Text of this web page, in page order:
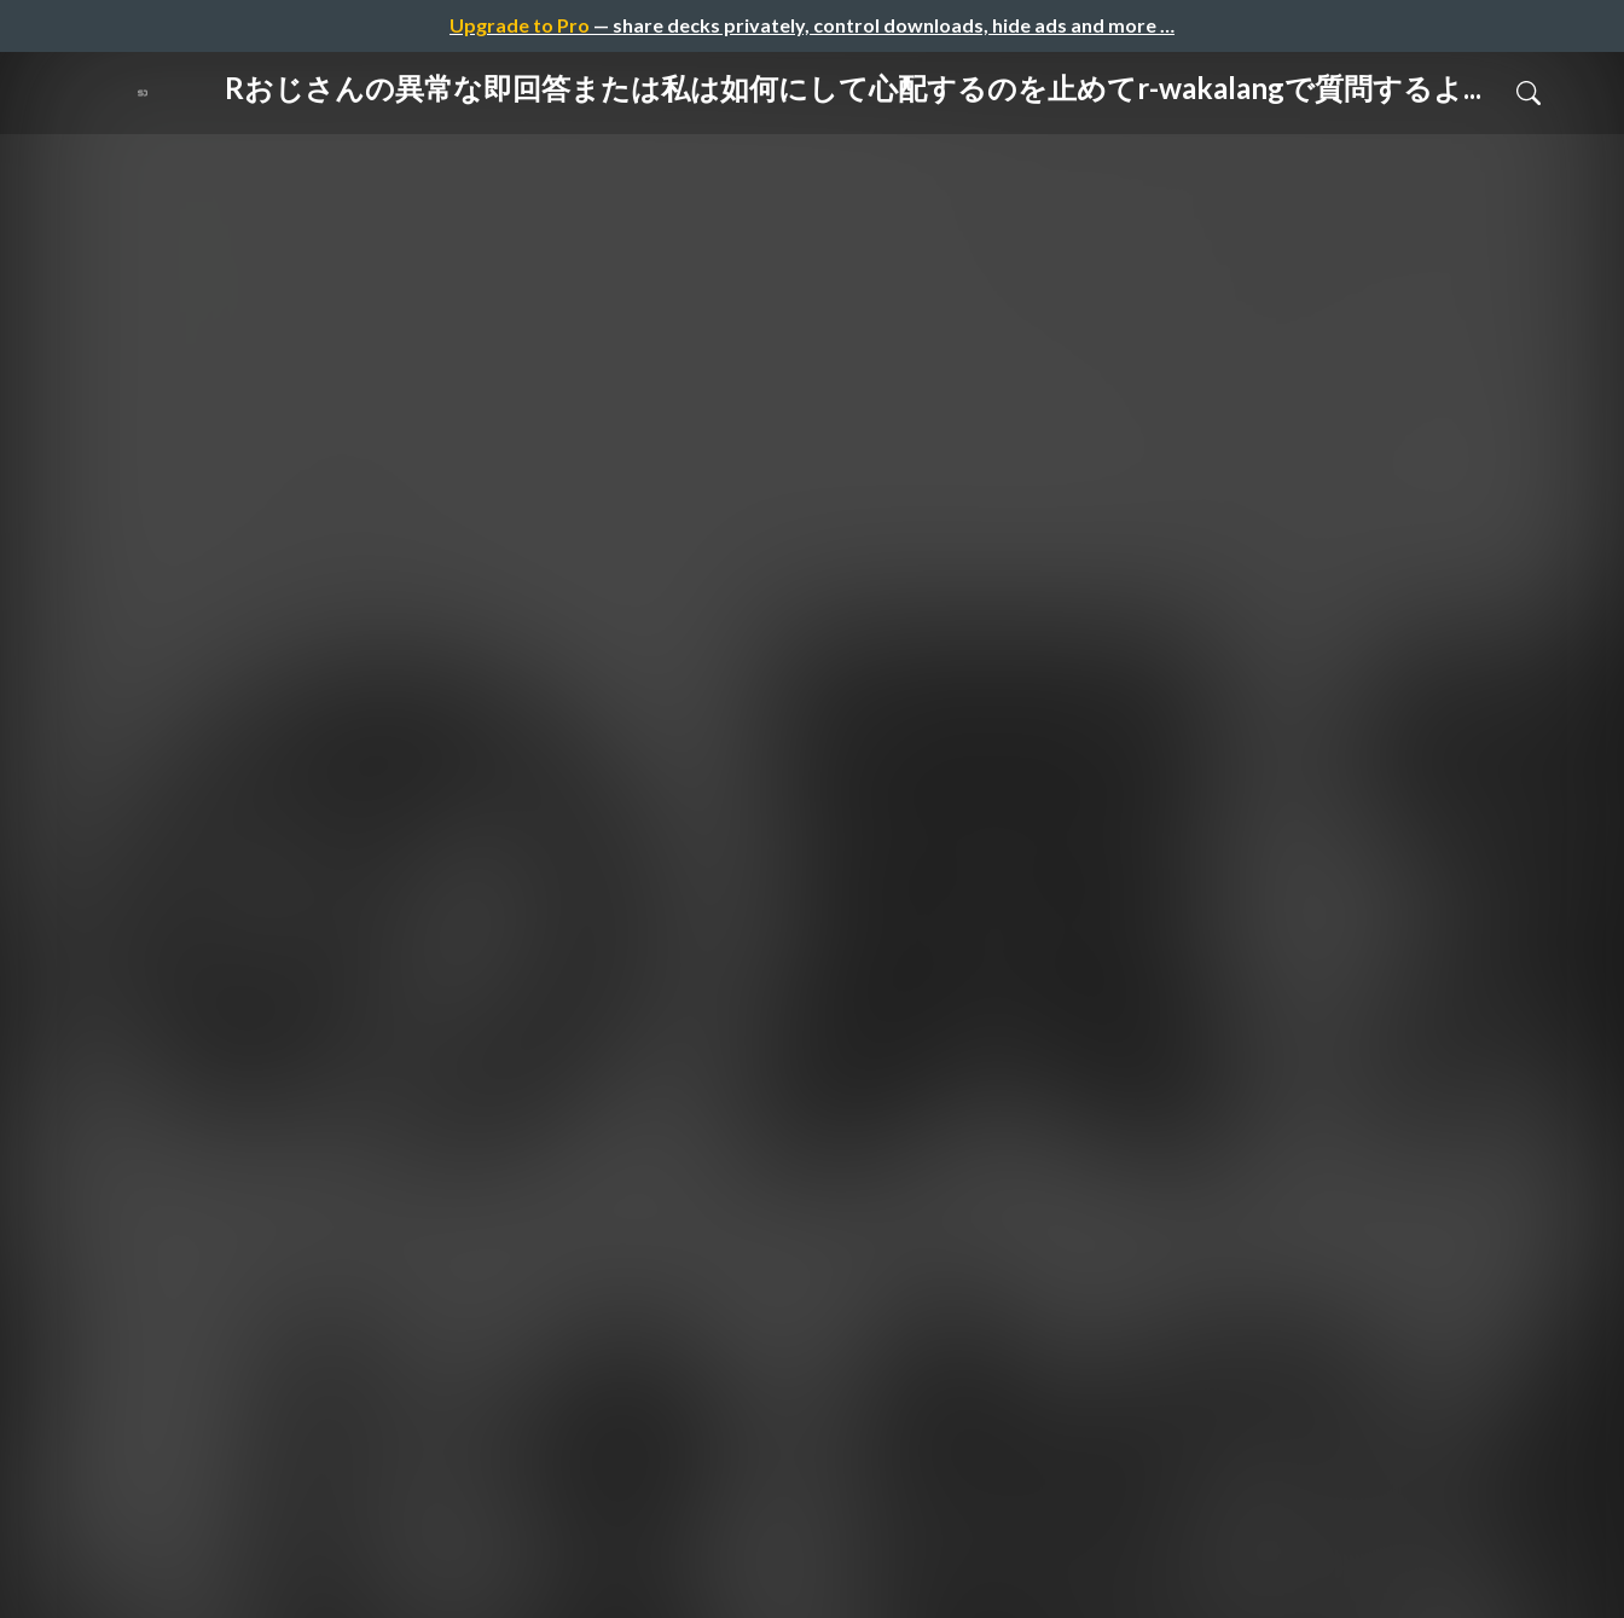
Upgrade to Pro — share decks privately, control downloads, hide ads and more …
Rおじさんの異常な即回答または私は如何にして心配するのを止めてr-wakalangで質問するよ...